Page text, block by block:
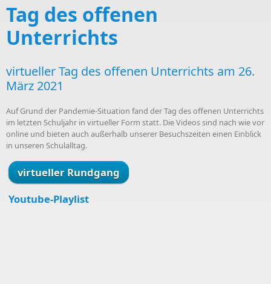
Tag des offenen
Unterrichts
virtueller Tag des offenen Unterrichts am 26.
März 2021
Auf Grund der Pandemie-Situation fand der Tag des offenen Unterrichts
im letzten Schuljahr in virtueller Form statt. Die Videos sind nach wie vor
online und bieten auch außerhalb unserer Besuchszeiten einen Einblick
in unseren Schulalltag.
virtueller Rundgang
Youtube-Playlist